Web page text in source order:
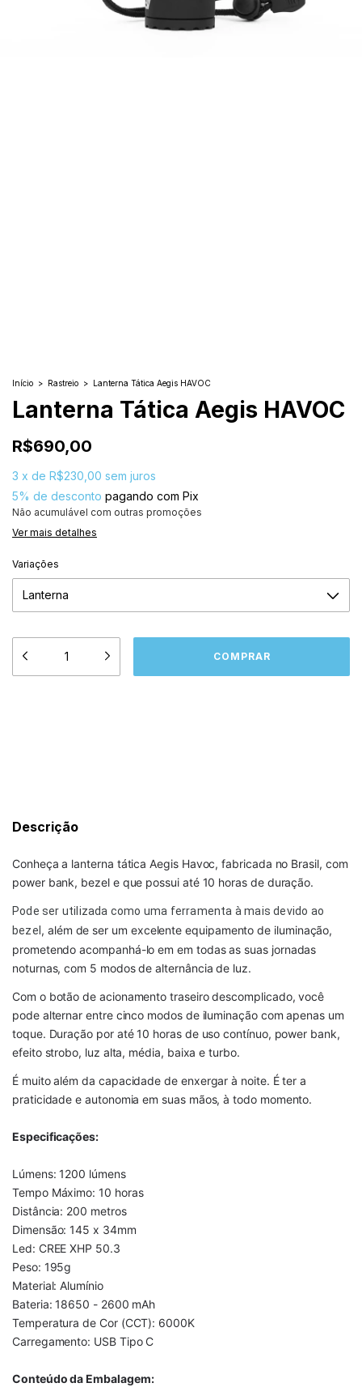
Início > Rastreio > Lanterna Tática Aegis HAVOC
Lanterna Tática Aegis HAVOC
R$690,00
3 x de R$230,00 sem juros
5% de desconto pagando com Pix
Não acumulável com outras promoções
Ver mais detalhes
Variações
Descrição
Conheça a lanterna tática Aegis Havoc, fabricada no Brasil, com
power bank, bezel e que possui até 10 horas de duração.
Pode ser utilizada como uma ferramenta à mais devido ao
bezel , além de ser um excelente equipamento de iluminação,
prometendo acompanhá-lo em em todas as suas jornadas
noturnas, com 5 modos de alternância de luz.
Com o botão de acionamento traseiro descomplicado, você
pode alternar entre cinco modos de iluminação com apenas um
toque. Duração por até 10 horas de uso contínuo, power bank,
efeito strobo, luz alta, média, baixa e turbo.
É muito além da capacidade de enxergar à noite. É ter a
praticidade e autonomia em suas mãos, à todo momento.
Especificações:
Lúmens: 1200 lúmens
Tempo Máximo: 10 horas
Distância: 200 metros
Dimensão: 145 x 34mm
Led: CREE XHP 50.3
Peso: 195g
Material: Alumínio
Bateria: 18650 - 2600 mAh
Temperatura de Cor (CCT): 6000K
Carregamento: USB Tipo C
Conteúdo da Embalagem: